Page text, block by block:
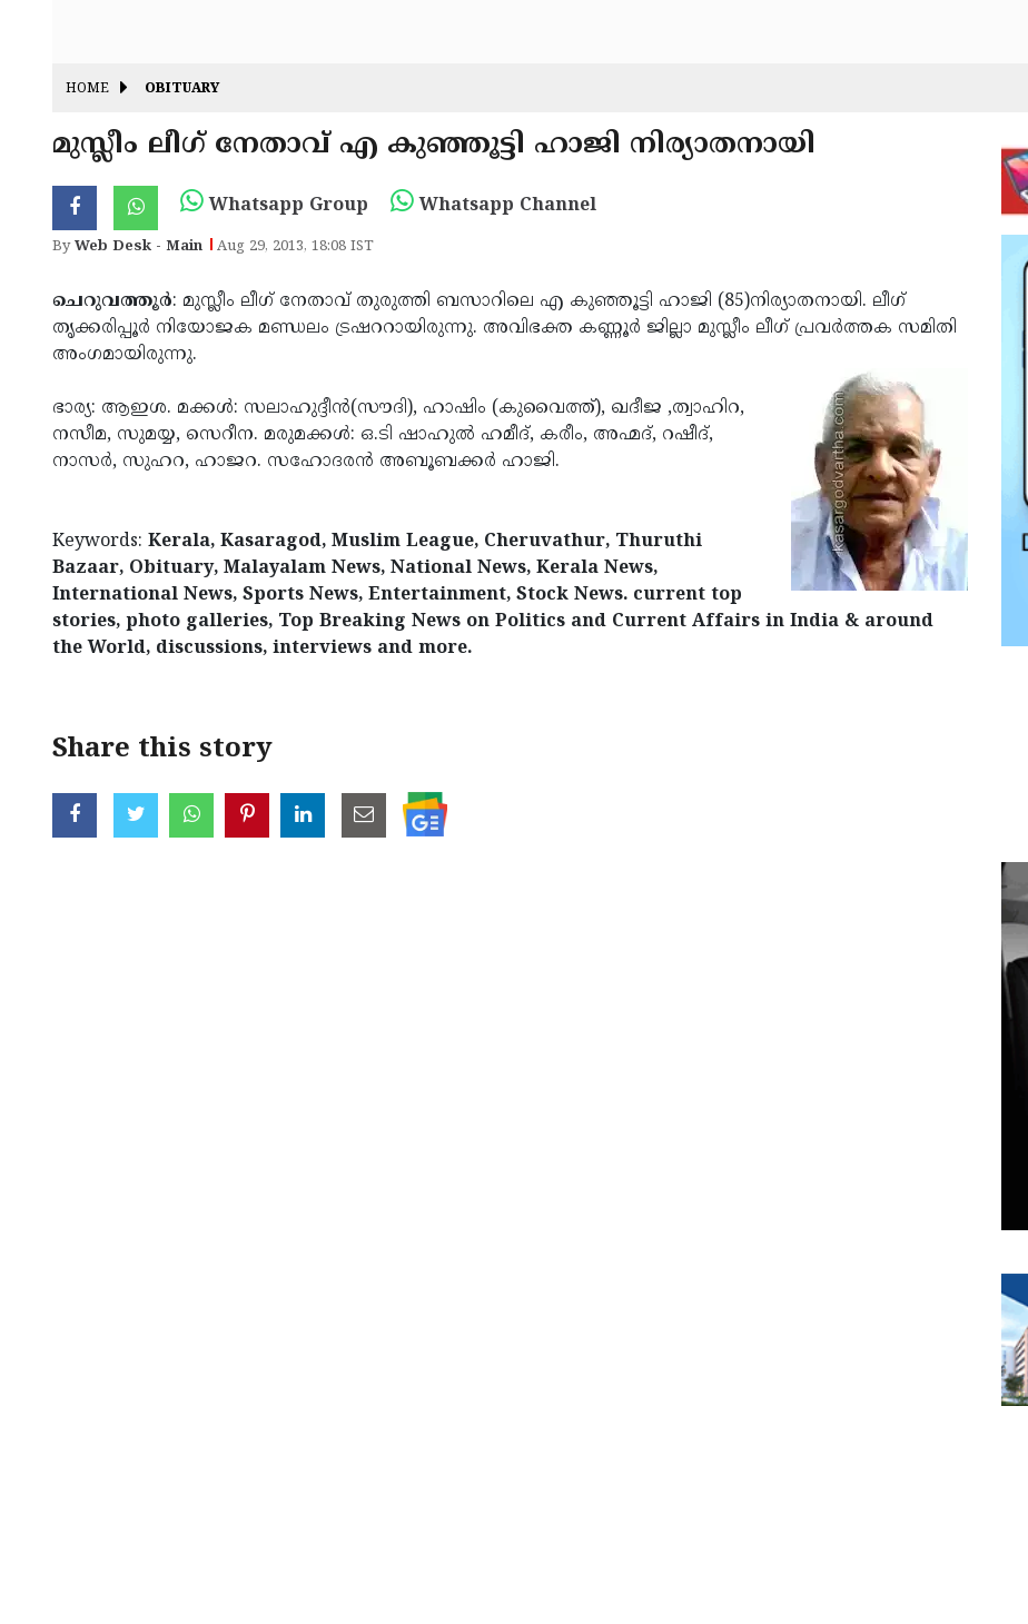
HOME OBITUARY
മുസ്ലീം ലീഗ് നേതാവ് എ കുഞ്ഞൂട്ടി ഹാജി നിര്യാതനായി
Whatsapp Group Whatsapp Channel
ByWeb Desk - Main Aug 29, 2013, 18:08 IST
ചെറുവത്തൂര്‍: മുസ്ലീം ലീഗ് നേതാവ് തുരുത്തി ബസാറിലെ എ കുഞ്ഞൂട്ടി ഹാജി (85)നിര്യാതനായി. ലീഗ്
തൃക്കരിപ്പൂര്‍ നിയോജക മണ്ഡലം ട്രഷററായിരുന്നു. അവിഭക്ത കണ്ണൂര്‍ ജില്ലാ മുസ്ലീം ലീഗ് പ്രവര്‍ത്തക സമിതി
അംഗമായിരുന്നു.
ഭാര്യ: ആഇശ. മക്കള്‍: സലാഹുദ്ദീന്‍(സൗദി), ഹാഷിം (കുവൈത്ത്), ഖദീജ ,ത്വാഹിറ,
നസീമ, സുമയ്യ, സെറീന. മരുമക്കള്‍: ഒ.ടി ഷാഹുല്‍ ഹമീദ്, കരീം, അഹ്മദ്, റഷീദ്,
നാസര്‍, സുഹറ, ഹാജറ. സഹോദരന്‍ അബൂബക്കര്‍ ഹാജി.
Keywords: Kerala, Kasaragod, Muslim League, Cheruvathur, Thuruthi
Bazaar, Obituary, Malayalam News, National News, Kerala News,
International News, Sports News, Entertainment, Stock News. current top
stories, photo galleries, Top Breaking News on Politics and Current Affairs in India & around
the World, discussions, interviews and more.
Share this story